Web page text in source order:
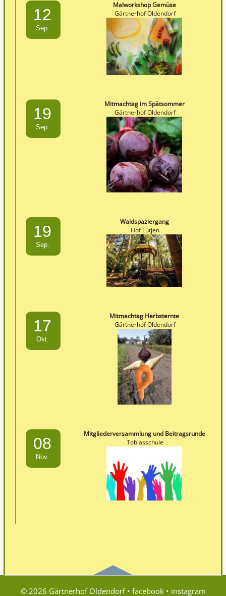
12
Sep.
Malworkshop Gemüse
Gärtnerhof Oldendorf
19
Sep.
Mitmachtag im Spätsommer
Gärtnerhof Oldendorf
19
Sep.
Waldspaziergang
Hof Lütjen
17
Okt.
Mitmachtag Herbsternte
Gärtnerhof Oldendorf
08
Nov.
Mitgliederversammlung und Beitragsrunde
Tobiasschule
© 2026 Gärtnerhof Oldendorf • facebook• instagram